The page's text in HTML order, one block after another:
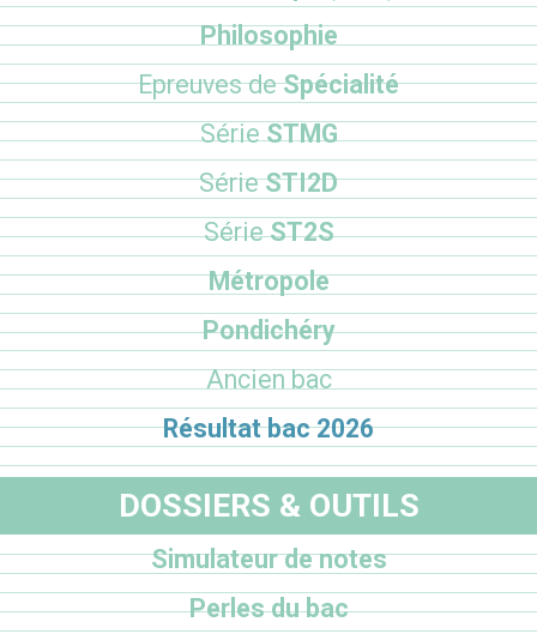
Philosophie
Epreuves deSpécialité
SérieSTMG
SérieSTI2D
SérieST2S
Métropole
Pondichéry
Ancien bac
Résultat bac 2026
DOSSIERS & OUTILS
Simulateur de notes
Perles du bac